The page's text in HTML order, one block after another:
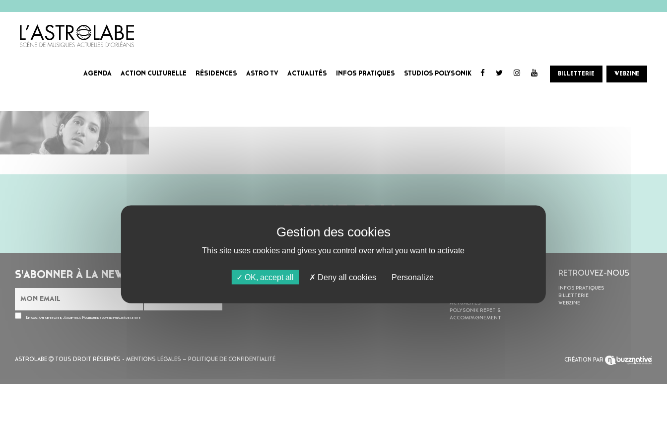
AGENDA ACTION CULTURELLE RÉSIDENCES ASTRO TV ACTUALITÉS INFOS PRATIQUES STUDIOS POLYSONIK BILLETTERIE WEBZINE
S'ABONNER À LA NEWSLETTER
En cochant cette case, j’accepte la Politique de confidentialitéde ce site
AU PROGRAMME
ACTUALITÉS
POLYSONIK REPET &
ACCOMPAGNEMENT
RETROUVEZ-NOUS
INFOS PRATIQUES
BILLETTERIE
WEBZINE
ASTROLABE TOUS DROIT RÉSERVÉS - MENTIONS LÉGALES – POLITIQUE DE CONFIDENTIALITÉ CRÉATION PAR
This site uses cookies and gives you control over what you want to activate
OK, accept all Deny all cookies Personalize